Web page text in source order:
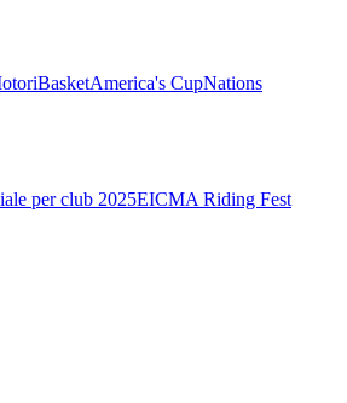
BasketAmerica's CupNations
per club 2025EICMA Riding Fest